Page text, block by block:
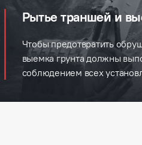
Рытье траншей и
Чтобы предотвратить
выемка грунта должны
соблюдением всех